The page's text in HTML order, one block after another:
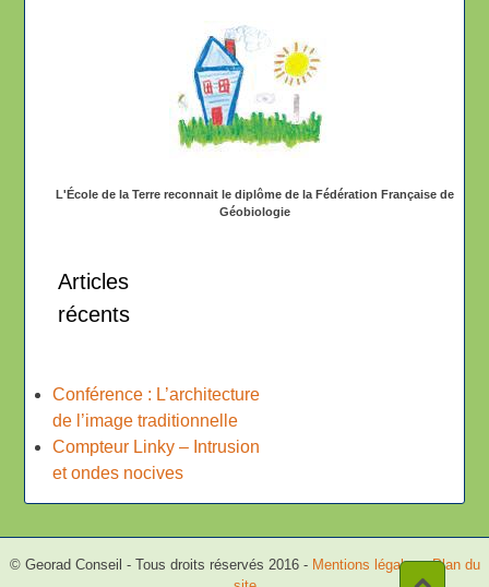
L'École de la Terre reconnait le diplôme de la Fédération Française de
Géobiologie
Articles
récents
Conférence : L’architecture
de l’image traditionnelle
Compteur Linky – Intrusion
et ondes nocives
© Georad Conseil - Tous droits réservés 2016 - Mentions légales-Plan du